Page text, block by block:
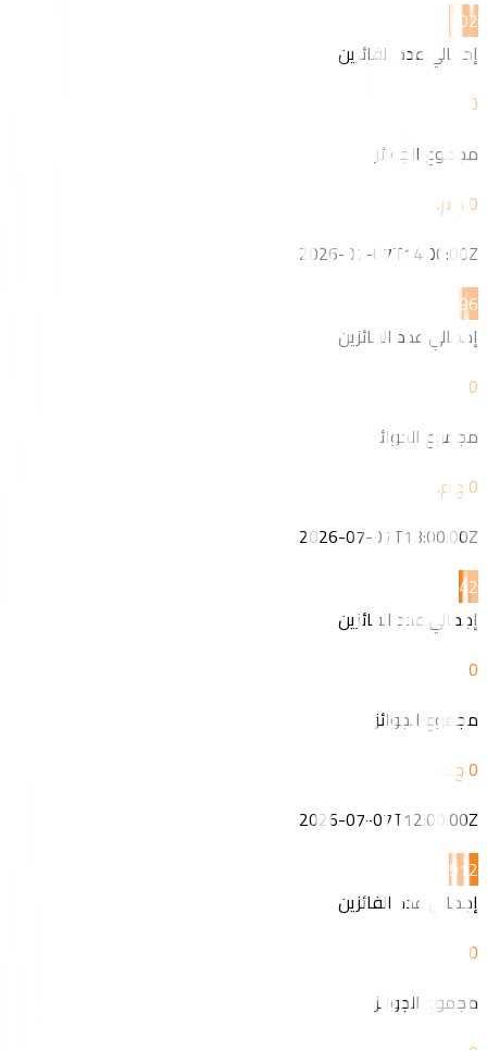
202
إجمالي عدد الفائزين
0
مجموع الجوائز
2026-07-07T14:00:00Z
96
إجمالي عدد الفائزين
0
مجموع الجوائز
2026-07-07T13:00:00Z
42
إجمالي عدد الفائزين
0
مجموع الجوائز
2026-07-07T12:00:00Z
912
إجمالي عدد الفائزين
0
مجموع الجوائز